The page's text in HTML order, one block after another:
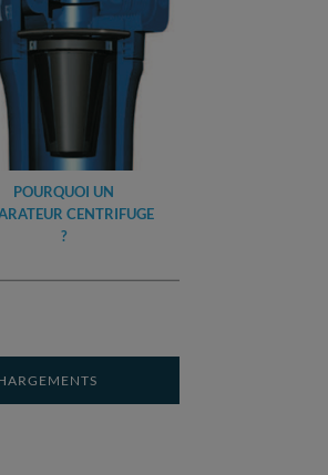
POURQUOI UN
CENTRIFUGE
?